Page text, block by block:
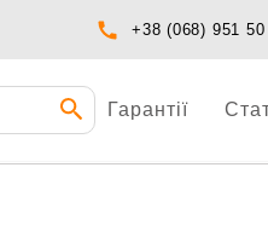
+38 (068) 951 50
Гарантії